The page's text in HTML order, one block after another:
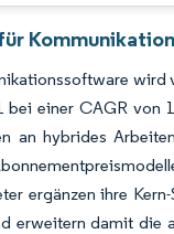
wird
bei einer CAGR von
an hybrides
ergänzen ihre
erweitern damit die